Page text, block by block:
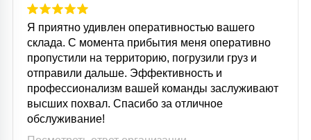
Я приятно удивлен оперативностью вашего
склада. С момента прибытия меня оперативно
пропустили на территорию, погрузили груз и
отправили дальше. Эффективность и
профессионализм вашей команды заслуживают
высших похвал. Спасибо за отличное
обслуживание!